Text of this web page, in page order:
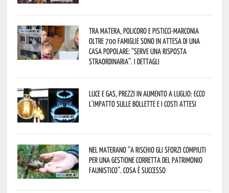
Tra Matera, Policoro e Pisticci-Marconia
oltre 700 famiglie sono in attesa di una
casa popolare: “serve una risposta
straordinaria”. I dettagli
Luce e gas, prezzi in aumento a luglio: ecco
l’impatto sulle bollette e i costi attesi
Nel materano “a rischio gli sforzi compiuti
per una gestione corretta del patrimonio
faunistico”. Cosa è successo